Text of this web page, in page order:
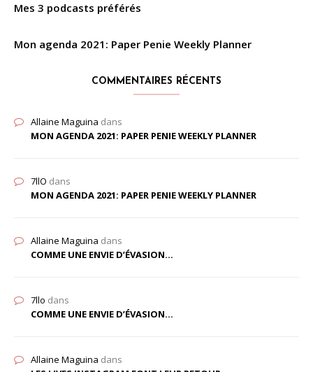
Mes 3 podcasts préférés
Mon agenda 2021: Paper Penie Weekly Planner
COMMENTAIRES RÉCENTS
Allaine Maguina dans
MON AGENDA 2021: PAPER PENIE WEEKLY PLANNER
7llO dans
MON AGENDA 2021: PAPER PENIE WEEKLY PLANNER
Allaine Maguina dans
COMME UNE ENVIE D’ÉVASION…
7llo dans
COMME UNE ENVIE D’ÉVASION…
Allaine Maguina dans